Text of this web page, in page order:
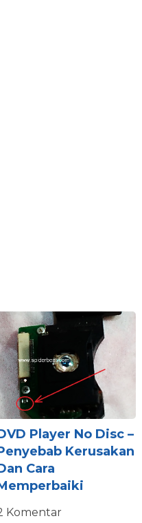
Player No Disc –
Kerusakan
Cara
Komentar